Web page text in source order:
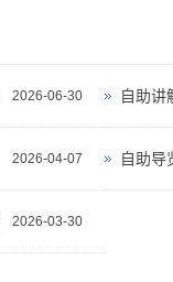
2026-06-30 自助讲
2026-04-07 自助导
2026-03-30